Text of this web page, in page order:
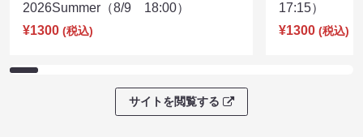
2026Summer（8/9 18:00）
¥1300 (税込)
17:15）
¥1300 (税込)
サイトを閲覧する